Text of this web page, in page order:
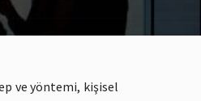
ve yöntemi, kişisel